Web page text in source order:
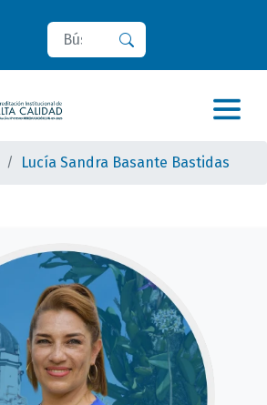
Buscar
Lucía Sandra Basante Bastidas